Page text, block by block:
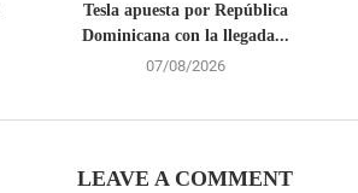
Tesla apuesta por República
Dominicana con la llegada...
07/08/2026
LEAVE A COMMENT